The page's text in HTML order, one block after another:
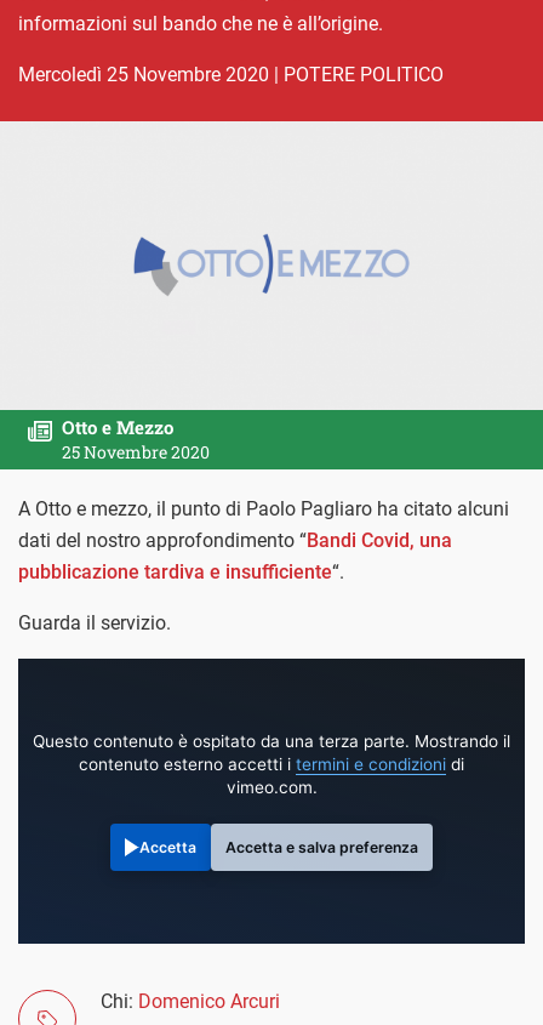
informazioni sul bando che ne è all’origine.
mercoledì 25 Novembre 2020 | POTERE POLITICO
Otto e Mezzo
25 Novembre 2020
A Otto e mezzo, il punto di Paolo Pagliaro ha citato alcuni
dati del nostro approfondimento “Bandi Covid, una
pubblicazione tardiva e insufficiente“.
Guarda il servizio.
Questo contenuto è ospitato da una terza parte. Mostrando il
contenuto esterno accetti i termini e condizioni di
vimeo.com.
Accetta Accetta e salva preferenza
Chi: Domenico Arcuri